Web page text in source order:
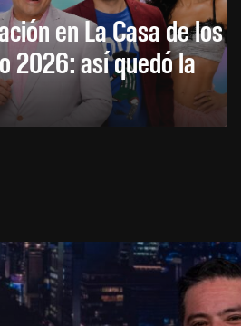
en La Casa de los
2026: así quedó la